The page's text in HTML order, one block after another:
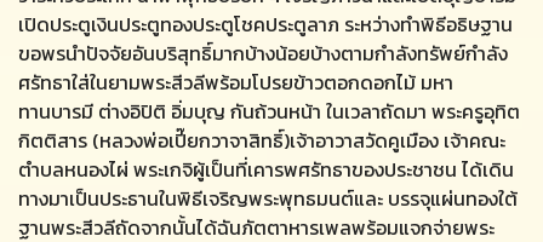
เปิดประตูเงินประตูทองประตูโชคประตูลาภ ระหว่างทำพิธีอธิษฐาน
ขอพรนำปัจจัยอันบริสุทธิ์มากบ้างน้อยบ้างตามกำลังทรัพย์กำลัง
ศรัทธาใส่ในยามพระสีวลีพร้อมโปรยข้าวตอกดอกไม้ มหา
ทานบารมี ต่างอิปิติ อิ่มบุญ กันถ้วนหน้า ในเวลาถัดมา พระครูอุทิต
กิตติสาร (หลวงพ่อเปี๊ยกวาจาสิทธิ์)เจ้าอาวาสวัดคูเมือง เจ้าคณะ
ตำบลหนองไผ่ พระเกจิผู้เป็นที่เคารพศรัทธาของประชาชน ได้เดิน
ทางมาเป็นประธานในพิธีเจริญพระพุทธมนต์และ บรรจุแผ่นทองใต้
ฐานพระสีวลีถัดจากนั้นได้ฉันภัตตาหารเพลพร้อมแจกจ่ายพระ